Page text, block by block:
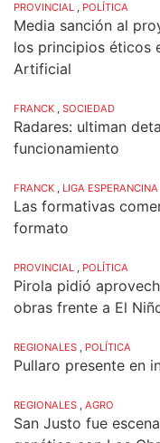
PROVINCIAL , POLÍTICA
Media sanción al
los principios éticos
Artificial
FRANCK , SOCIEDAD
Radares: ultiman
funcionamiento
FRANCK , LIGA ESPERANCINA
Las formativas
formato
PROVINCIAL , POLÍTICA
Pirola pidió
obras frente a El
REGIONALES , POLÍTICA
Pullaro presente en
REGIONALES , AGRO
San Justo fue